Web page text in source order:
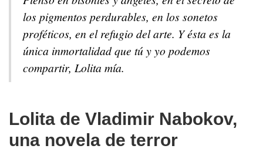
los pigmentos perdurables, en los sonetos
proféticos, en el refugio del arte. Y ésta es la
única inmortalidad que tú y yo podemos
compartir, Lolita mía.
Lolita de Vladimir Nabokov,
una novela de terror